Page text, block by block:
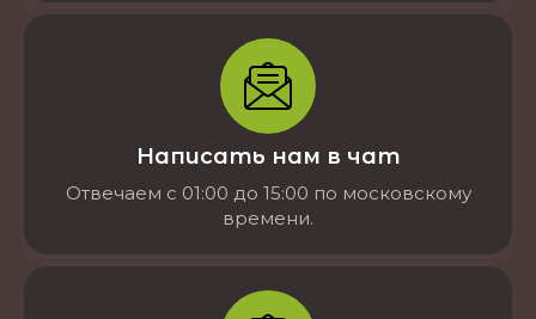
Написать нам в чат
Отвечаем с 01:00 до 15:00 по московскому
времени.